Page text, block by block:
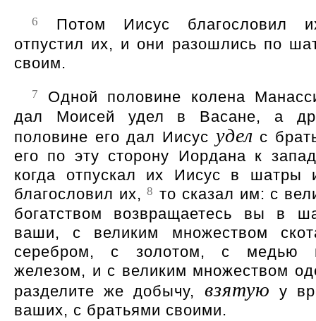
6
Потом Иисус благословил
отпустил их, и они разошлись по
своим.
7
Одной половине колена
дал Моисей удел в Васане, а
половине его дал Иисус удел с
его по эту сторону Иордана к
когда отпускал их Иисус в шатры
благословил их,8 то сказал им: с
богатством возвращаетесь вы в
ваши, с великим множеством
серебром, с золотом, с
железом, и с великим множеством
разделите же добычу, взятую у
ваших, с братьями своими.